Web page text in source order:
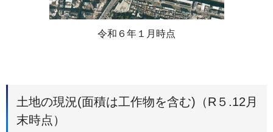
令和６年１月時点
土地の現況(面積は工作物を含む)（R５.12月
末時点）